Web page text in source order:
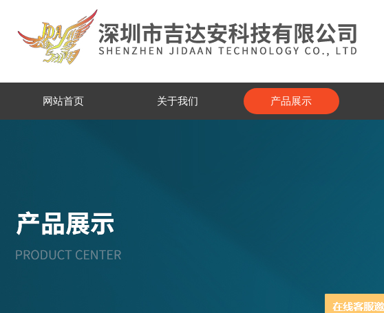
网站首页 关于我们 产品展示